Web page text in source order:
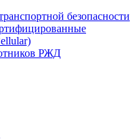
безопасности
РЖД